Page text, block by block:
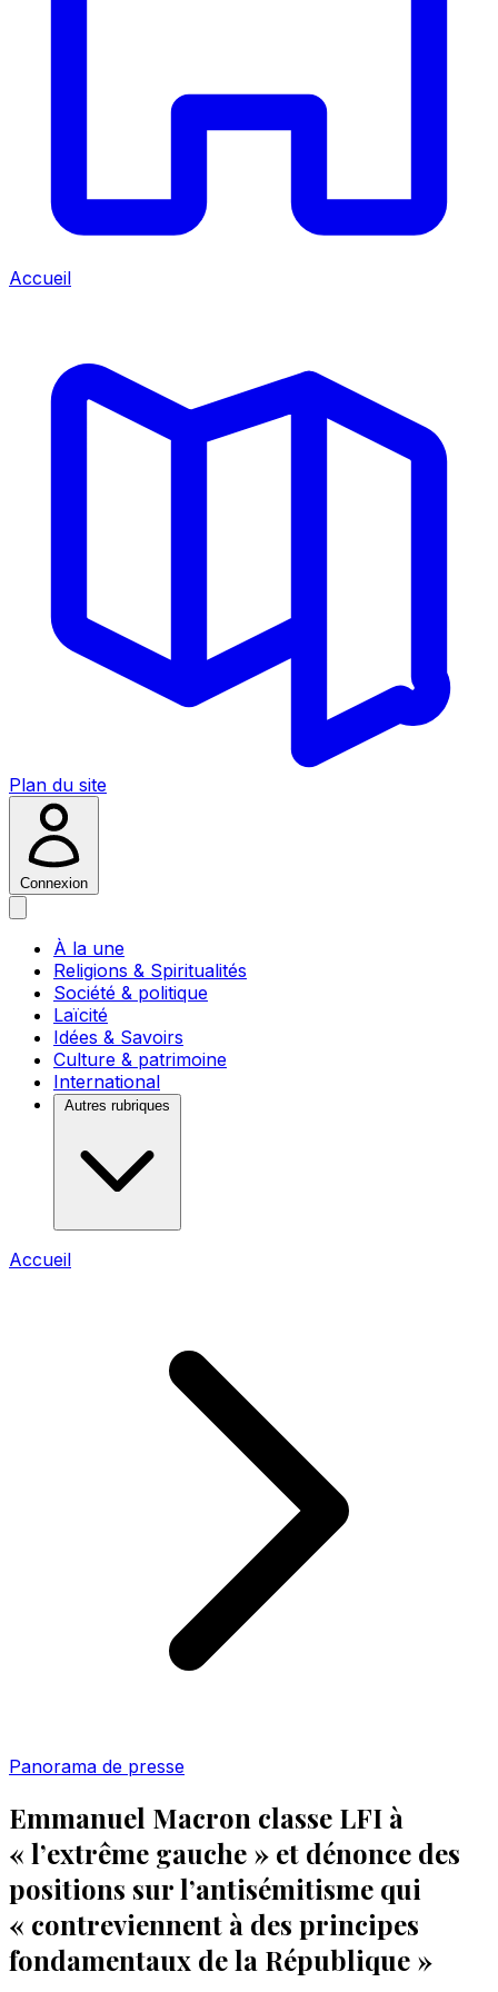
Accueil
Plan du site
Connexion
À la une
Religions & Spiritualités
Société & politique
Laïcité
Idées & Savoirs
Culture & patrimoine
International
Autres rubriques
Accueil
Panorama de presse
Emmanuel Macron classe LFI à
« l’extrême gauche » et dénonce des
positions sur l’antisémitisme qui
« contreviennent à des principes
fondamentaux de la République »